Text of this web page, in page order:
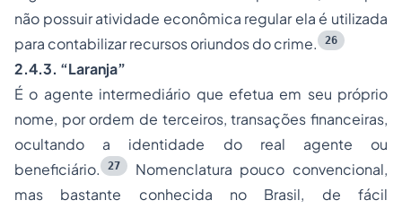
não possuir atividade econômica regular ela é utilizada
para contabilizar recursos oriundos do crime.
26
2.4.3. “Laranja”
É o agente intermediário que efetua em seu próprio
nome, por ordem de terceiros, transações financeiras,
ocultando a identidade do real agente ou
beneficiário.
27
Nomenclatura pouco convencional,
mas bastante conhecida no Brasil, de fácil